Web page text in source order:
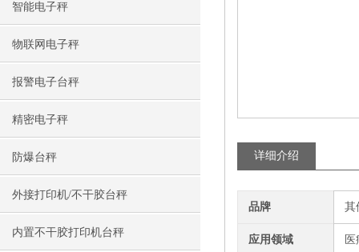
智能电子秤
物联网电子秤
报警电子台秤
精密电子秤
防爆台秤
外接打印机/不干胶台秤
内置不干胶打印机台秤
详细介绍
品牌 其
应用领域